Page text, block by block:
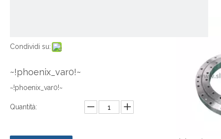
Condividi su:
~!phoenix_var0!~
~!phoenix_var0!~
Quantità: